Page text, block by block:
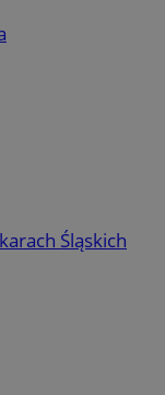
Śląskich